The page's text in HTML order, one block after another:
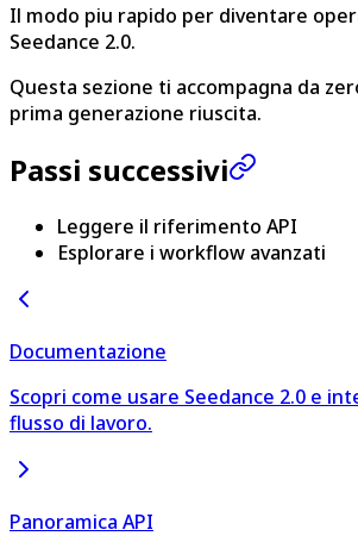
Il modo piu rapido per diventare
Seedance 2.0.
Questa sezione ti accompagna da
prima generazione riuscita.
Passi successivi
Leggere il riferimento API
Esplorare i workflow avanzati
Documentazione
Scopri come usare Seedance 2.0 e
flusso di lavoro.
Panoramica API